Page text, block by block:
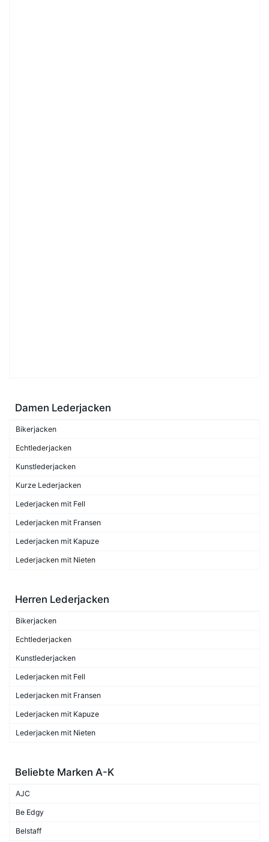
Damen Lederjacken
Bikerjacken
Echtlederjacken
Kunstlederjacken
Kurze Lederjacken
Lederjacken mit Fell
Lederjacken mit Fransen
Lederjacken mit Kapuze
Lederjacken mit Nieten
Herren Lederjacken
Bikerjacken
Echtlederjacken
Kunstlederjacken
Lederjacken mit Fell
Lederjacken mit Fransen
Lederjacken mit Kapuze
Lederjacken mit Nieten
Beliebte Marken A-K
AJC
Be Edgy
Belstaff